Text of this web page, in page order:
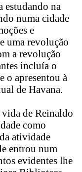
estudando na
numa cidade
e
uma revolução
a revolução
incluía o
o apresentou à
de Havana.
de Reinaldo
como
atividade
entrou num
evidentes lhe